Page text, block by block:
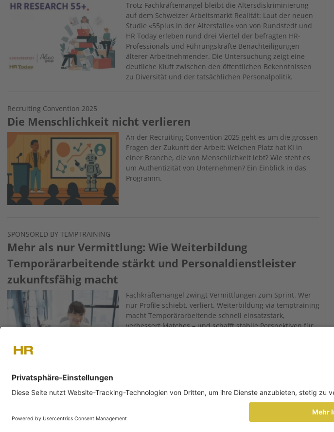
Image
Trotz Fachkräftemangel bleibt die Altersdiskriminierung
auf dem Schweizer Arbeitsmarkt Realität: Laut der neuen
Studie «55plus in der Altersfalle» von von Rundstedt und
HR Today erleben rund drei Viertel der befragten HR-
Professionals und Führungskräfte Benachteiligungen
älterer Arbeitnehmender. Die Untersuchung zeigt eine
deutliche Kluft zwischen den öffentlichen Bekenntnissen
zu Diversität und der tatsächlichen Personalpolitik.
Recruiting Convention 2025
Die Menschlichkeit nicht verlieren
An der Recruiting Convention 2025 geht es um die grossen
Fragen der Zukunft der Arbeit: Welchen Platz hat KI in
einer Branche, die von Menschlichkeit lebt? Wie steht es
um Authentizität von Unternehmen? Ein Einblick in das
Programm.
SPONSORED BY TEMPTRAINING
Mehr als nur Vermittlung: Wie Weiterbildung
Temporärarbeitende stärkt und Personaldienstleister
zukunftsfähig macht
Image
Fachkräftemangel zwingt Vermittlungen zum Sprint. Wer
nur Profile schiebt, verliert. Weiterbildung via temptraining
macht Temporärarbeitende schnell einsatzstark,
verbessert Matches – und schafft stabile Perspektiven für
Was ist eigentlich ADHS? – Schlusswort
Image
Die grosse ADHS-Serie von HR Today ist zu Ende.